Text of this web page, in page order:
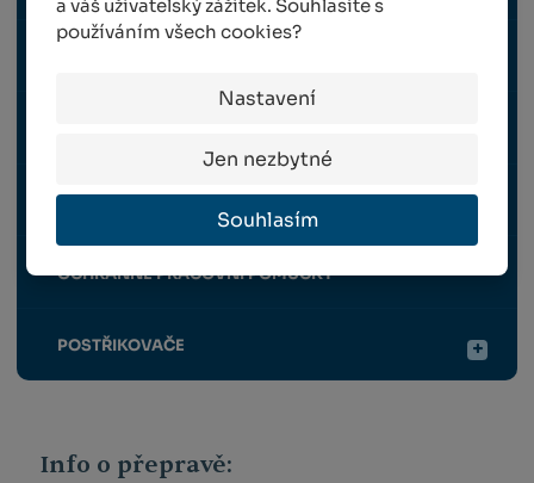
a váš uživatelský zážitek. Souhlasíte s
používáním všech cookies?
Nastavení
Jen nezbytné
Souhlasím
TRAVNÍ OSIVO
OCHRANNÉ PRACOVNÍ POMŮCKY
POSTŘIKOVAČE
Info o přepravě: